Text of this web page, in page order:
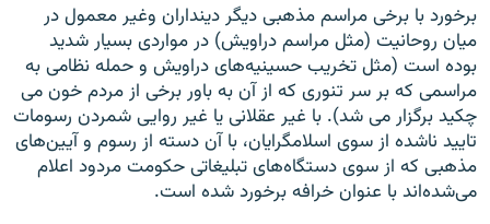
برخورد با برخی مراسم مذهبی دیگر دینداران وغیر معمول در
میان روحانیت (مثل مراسم دراویش) در مواردی بسیار شدید
بوده است (مثل تخریب حسینیه‌های دراویش و حمله نظامی به
مراسمی که بر سر تنوری که از آن به باور برخی از مردم خون می
چکید برگزار می شد). با غیر عقلانی یا غیر روایی شمردن رسومات
تایید ناشده از سوی اسلامگرایان، با آن دسته از رسوم و آیین‌های
مذهبی که از سوی دستگاه‌های تبلیغاتی حکومت مردود اعلام
می‌شده‌اند با عنوان خرافه برخورد شده است.